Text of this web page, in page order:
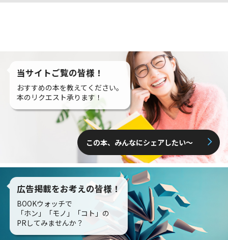
当サイトご覧の皆様！
おすすめの本を教えてください。
本のリクエスト承ります！
この本、みんなにシェアしたい〜
広告掲載をお考えの皆様！
BOOKウォッチで
「ホン」「モノ」「コト」の
PRしてみませんか？